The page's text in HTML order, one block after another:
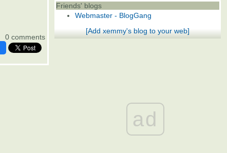
0 comments
Friends' blogs
Webmaster - BlogGang
[Add xemmy's blog to your web]
ad